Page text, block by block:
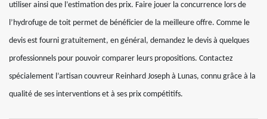
utiliser ainsi que l’estimation des prix. Faire jouer la concurrence lors de
l’hydrofuge de toit permet de bénéficier de la meilleure offre. Comme le
devis est fourni gratuitement, en général, demandez le devis à quelques
professionnels pour pouvoir comparer leurs propositions. Contactez
spécialement l’artisan couvreur Reinhard Joseph à Lunas, connu grâce à la
qualité de ses interventions et à ses prix compétitifs.